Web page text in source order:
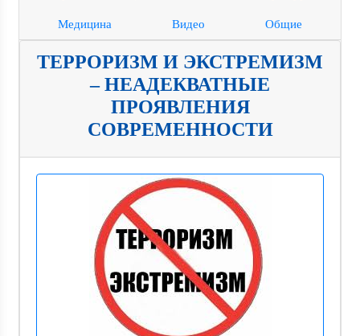
Медицина Видео Общие
ТЕРРОРИЗМ И ЭКСТРЕМИЗМ
– НЕАДЕКВАТНЫЕ
ПРОЯВЛЕНИЯ
СОВРЕМЕННОСТИ